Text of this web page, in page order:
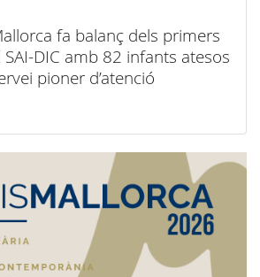
fa balanç dels primers
DIC amb 82 infants atesos
pioner d’atenció